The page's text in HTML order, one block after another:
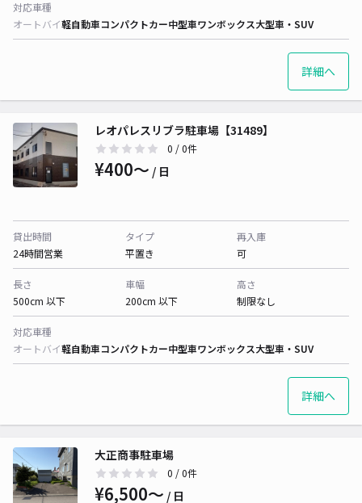
対応車種
オートバイ軽自動車コンパクトカー中型車ワンボックス大型車・SUV
詳細へ
レオパレスリブラ駐車場【31489】
0 / 0件
¥400〜 / 日
貸出時間
24時間営業
タイプ
平置き
再入庫
可
長さ
500cm 以下
車幅
200cm 以下
高さ
制限なし
対応車種
オートバイ軽自動車コンパクトカー中型車ワンボックス大型車・SUV
詳細へ
大正商事駐車場
0 / 0件
¥6,500〜 / 日